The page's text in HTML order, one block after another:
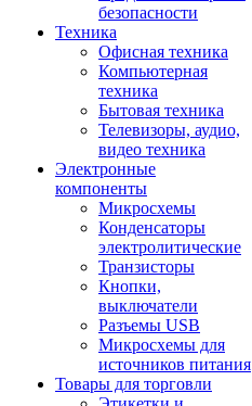
безопасности
Техника
Офисная техника
Компьютерная
техника
Бытовая техника
Телевизоры, аудио,
видео техника
Электронные
компоненты
Микросхемы
Конденсаторы
электролитические
Транзисторы
Кнопки,
выключатели
Разъемы USB
Микросхемы для
источников питания
Товары для торговли